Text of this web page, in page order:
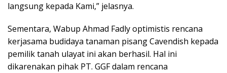
langsung kepada Kami,” jelasnya.
Sementara, Wabup Ahmad Fadly optimistis rencana
kerjasama budidaya tanaman pisang Cavendish kepada
pemilik tanah ulayat ini akan berhasil. Hal ini
dikarenakan pihak PT. GGF dalam rencana